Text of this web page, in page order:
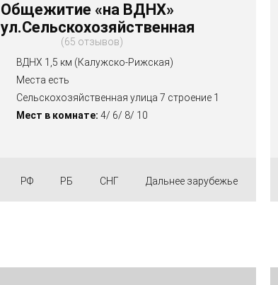
Общежитие «на ВДНХ»
ул.Сельскохозяйственная
65 отзывов
ВДНХ 1,5 км (Калужско-Рижская)
Места есть
Сельскохозяйственная улица 7 строение 1
Мест в комнате: 4/ 6/ 8/ 10
РФ РБ СНГ Дальнее зарубежье